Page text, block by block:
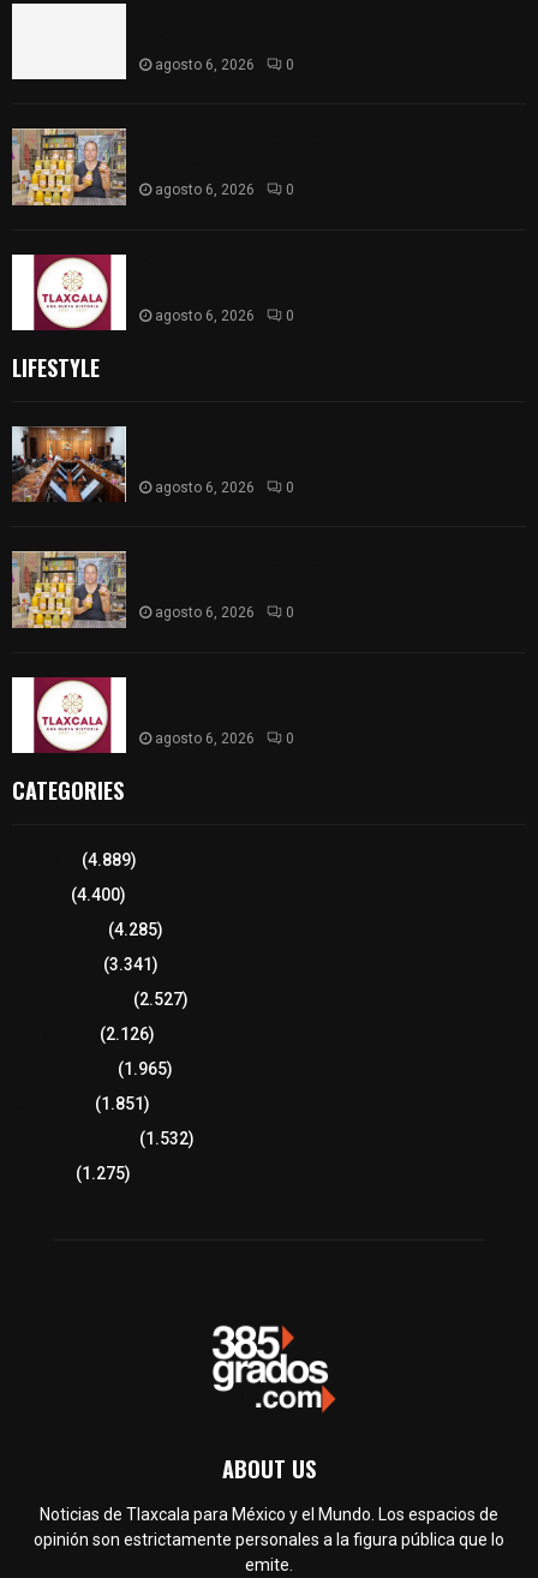
agosto 6, 2026 0
agosto 6, 2026 0
agosto 6, 2026 0
LIFESTYLE
agosto 6, 2026 0
agosto 6, 2026 0
agosto 6, 2026 0
CATEGORIES
(4.889)
(4.400)
(4.285)
(3.341)
(2.527)
(2.126)
(1.965)
(1.851)
(1.532)
(1.275)
ABOUT US
Noticias de Tlaxcala para México y el Mundo. Los espacios de
opinión son estrictamente personales a la figura pública que lo
emite.